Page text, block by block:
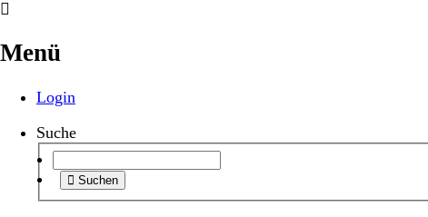
Menü
Login
Suche
Suchen